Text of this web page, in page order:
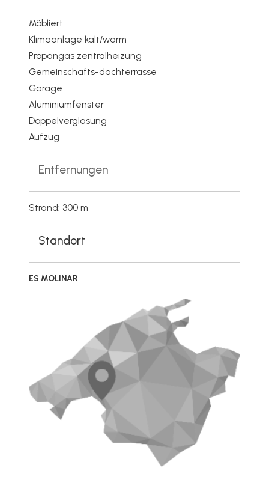
Möbliert
Klimaanlage kalt/warm
Propangas zentralheizung
Gemeinschafts-dachterrasse
Garage
Aluminiumfenster
Doppelverglasung
Aufzug
Entfernungen
Strand: 300 m
Standort
ES MOLINAR